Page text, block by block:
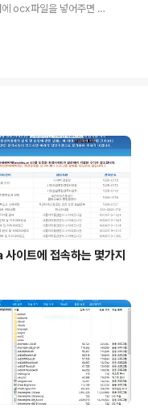
ocx파일을 넣어주면 된
사이트에 접속하는 몇가지